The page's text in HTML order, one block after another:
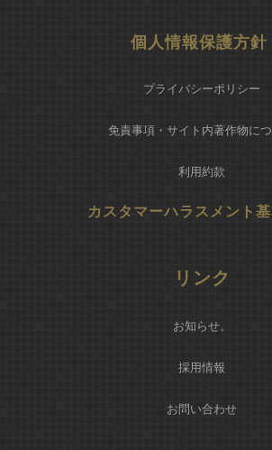
個人情報保護方針
プライバシーポリシー
免責事項・サイト内著作物に
利用約款
カスタマーハラスメント
リンク
お知らせ。
採用情報
お問い合わせ